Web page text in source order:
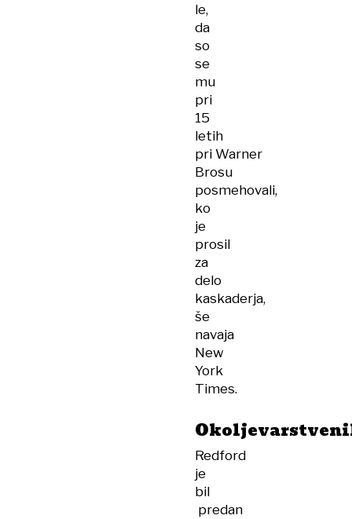
le,
da
so
se
mu
pri
15
letih
pri Warner
Brosu
posmehovali,
ko
je
prosil
za
delo
kaskaderja,
še
navaja
New
York
Times.
Redford
je
bil
predan